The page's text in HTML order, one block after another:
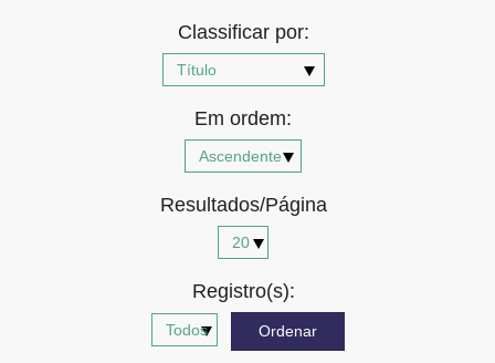
Classificar por:
Em ordem:
Resultados/Página
Registro(s):